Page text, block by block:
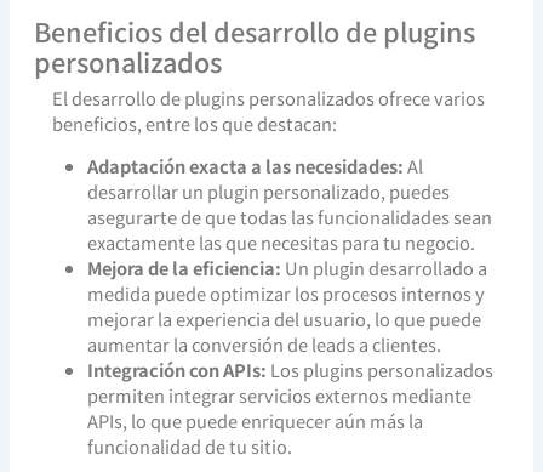
Beneficios del desarrollo de plugins
personalizados
El desarrollo de plugins personalizados ofrece varios
beneficios, entre los que destacan:
Adaptación exacta a las necesidades:Al
desarrollar un plugin personalizado, puedes
asegurarte de que todas las funcionalidades sean
exactamente las que necesitas para tu negocio.
Mejora de la eficiencia: Un plugin desarrollado a
medida puede optimizar los procesos internos y
mejorar la experiencia del usuario, lo que puede
aumentar la conversión de leads a clientes.
Integración con APIs: Los plugins personalizados
permiten integrar servicios externos mediante
APIs, lo que puede enriquecer aún más la
funcionalidad de tu sitio.